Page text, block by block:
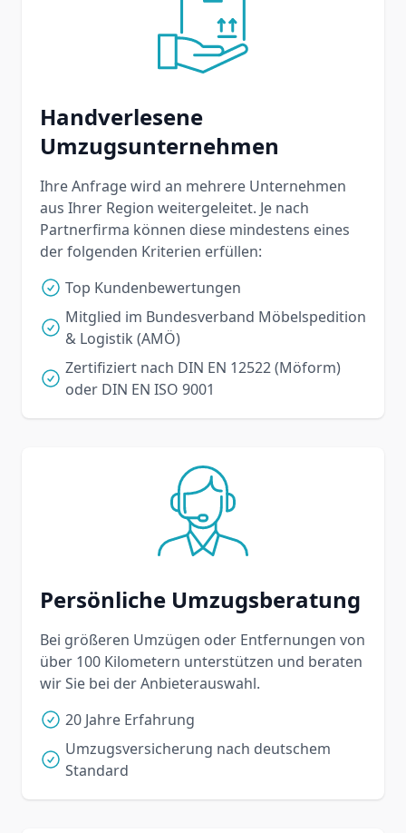
Handverlesene
Umzugsunternehmen
Ihre Anfrage wird an mehrere Unternehmen
aus Ihrer Region weitergeleitet. Je nach
Partnerfirma können diese mindestens eines
der folgenden Kriterien erfüllen:
Top Kundenbewertungen
Mitglied im Bundesverband Möbelspedition
& Logistik (AMÖ)
Zertifiziert nach DIN EN 12522 (Möform)
oder DIN EN ISO 9001
Persönliche Umzugsberatung
Bei größeren Umzügen oder Entfernungen von
über 100 Kilometern unterstützen und beraten
wir Sie bei der Anbieterauswahl.
20 Jahre Erfahrung
Umzugsversicherung nach deutschem
Standard